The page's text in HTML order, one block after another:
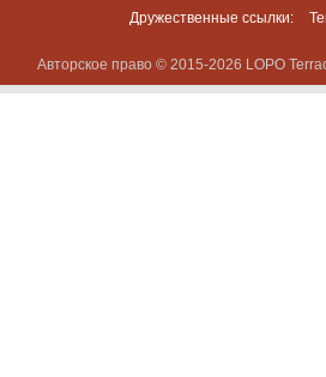
Дружественные ссылки:
Авторское право © 2015-2026 LOPO